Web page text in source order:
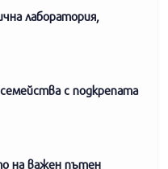
лаборатория,
с подкрепата
на важен пътен